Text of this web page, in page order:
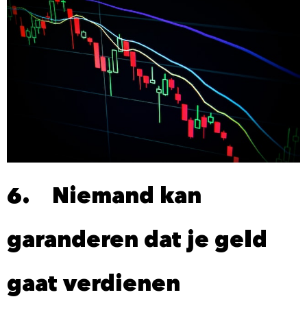
6. Niemand kan
garanderen dat je geld
gaat verdienen